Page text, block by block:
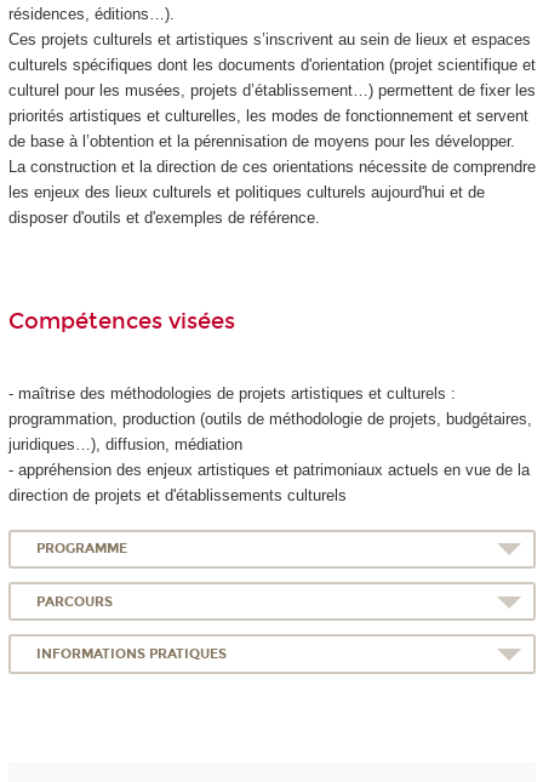
résidences, éditions…).
Ces projets culturels et artistiques s’inscrivent au sein de lieux et espaces
culturels spécifiques dont les documents d'orientation (projet scientifique et
culturel pour les musées, projets d’établissement…) permettent de fixer les
priorités artistiques et culturelles, les modes de fonctionnement et servent
de base à l’obtention et la pérennisation de moyens pour les développer.
La construction et la direction de ces orientations nécessite de comprendre
les enjeux des lieux culturels et politiques culturels aujourd'hui et de
disposer d'outils et d'exemples de référence.
Compétences visées
- maîtrise des méthodologies de projets artistiques et culturels :
programmation, production (outils de méthodologie de projets, budgétaires,
juridiques…), diffusion, médiation
- appréhension des enjeux artistiques et patrimoniaux actuels en vue de la
direction de projets et d'établissements culturels
PROGRAMME
PARCOURS
INFORMATIONS PRATIQUES